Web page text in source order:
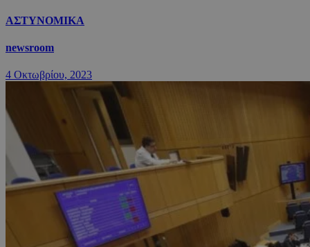
ΑΣΤΥΝΟΜΙΚΑ
newsroom
4 Οκτωβρίου, 2023